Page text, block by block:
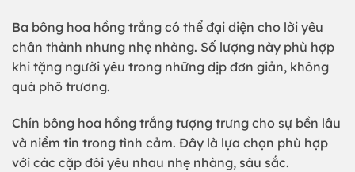
Ba bông hoa hồng trắng có thể đại diện cho lời yêu
chân thành nhưng nhẹ nhàng. Số lượng này phù hợp
khi tặng người yêu trong những dịp đơn giản, không
quá phô trương.
Chín bông hoa hồng trắng tượng trưng cho sự bền lâu
và niềm tin trong tình cảm. Đây là lựa chọn phù hợp
với các cặp đôi yêu nhau nhẹ nhàng, sâu sắc.